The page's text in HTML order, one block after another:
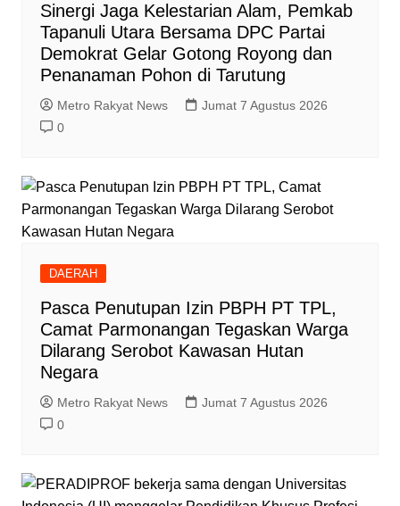
‎Sinergi Jaga Kelestarian Alam, Pemkab
Tapanuli Utara Bersama DPC Partai
Demokrat Gelar Gotong Royong dan
Penanaman Pohon di Tarutung
Metro Rakyat News
Jumat 7 Agustus 2026
0
DAERAH
Pasca Penutupan Izin PBPH PT TPL,
Camat Parmonangan Tegaskan Warga
Dilarang Serobot Kawasan Hutan
Negara
Metro Rakyat News
Jumat 7 Agustus 2026
0